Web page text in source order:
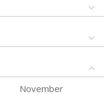
November